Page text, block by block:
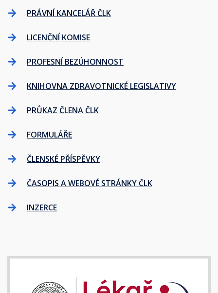
PRÁVNÍ KANCELÁŘ ČLK
LICENČNÍ KOMISE
PROFESNÍ BEZÚHONNOST
KNIHOVNA ZDRAVOTNICKÉ LEGISLATIVY
PRŮKAZ ČLENA ČLK
FORMULÁŘE
ČLENSKÉ PŘÍSPĚVKY
ČASOPIS A WEBOVÉ STRÁNKY ČLK
INZERCE